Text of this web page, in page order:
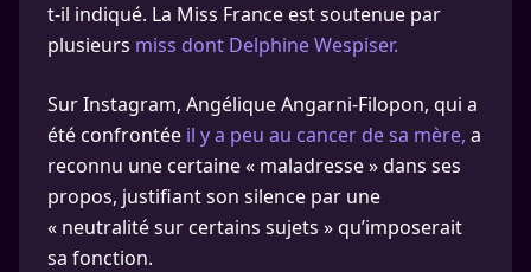
t-il indiqué. La Miss France est soutenue par
plusieurs miss dont Delphine Wespiser.
Sur Instagram, Angélique Angarni-Filopon, qui a
été confrontée il y a peu au cancer de sa mère, a
reconnu une certaine « maladresse » dans ses
propos, justifiant son silence par une
« neutralité sur certains sujets » qu’imposerait
sa fonction.